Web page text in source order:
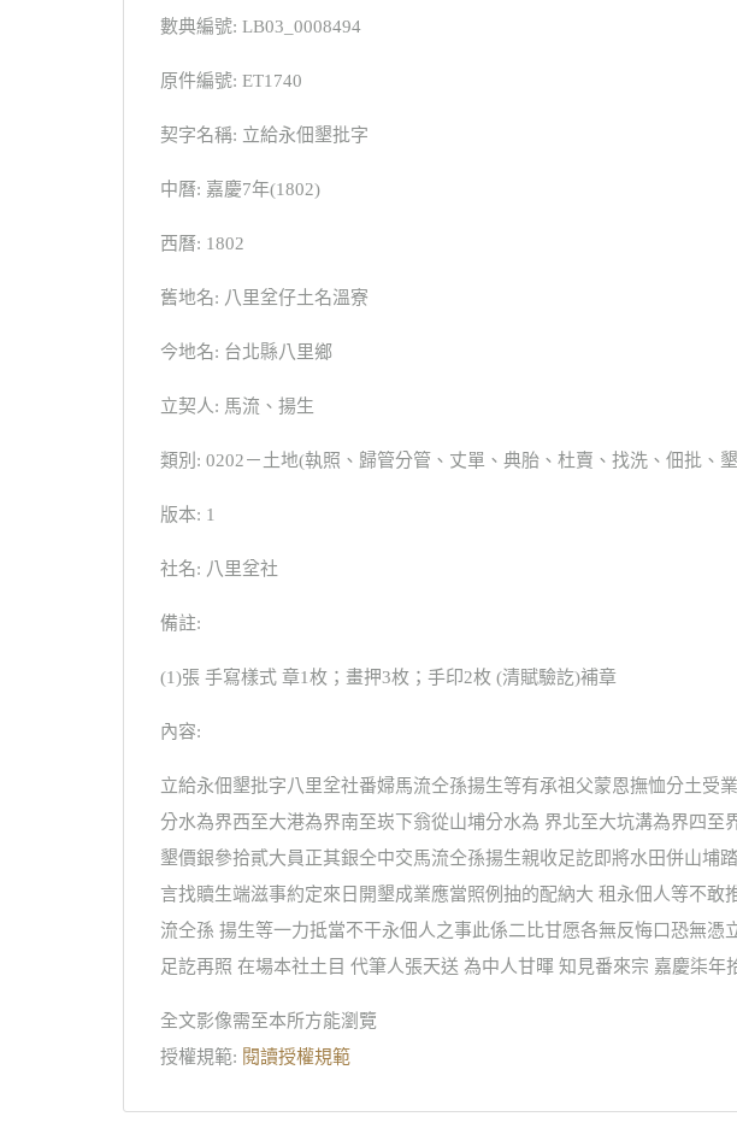
數典編號: LB03_0008494
原件編號: ET1740
契字名稱: 立給永佃墾批字
中曆: 嘉慶7年(1802)
西曆: 1802
舊地名: 八里坌仔土名溫寮
今地名: 台北縣八里鄉
立契人: 馬流、揚生
類別: 0202－土地(執照、歸管分管、丈單、典胎、杜賣、找洗、佃批、
版本: 1
社名: 八里坌社
備註:
(1)張 手寫樣式 章1枚；畫押3枚；手印2枚 (清賦驗訖)補章
內容:
立給永佃墾批字八里坌社番婦馬流仝孫揚生等有承祖父蒙恩撫恤分土受
分水為界西至大港為界南至崁下翁從山埔分水為 界北至大坑溝為界四
墾價銀參拾貳大員正其銀仝中交馬流仝孫揚生親收足訖即將水田併山
言找贖生端滋事約定來日開墾成業應當照例抽的配納大 租永佃人等不
流仝孫 揚生等一力抵當不干永佃人之事此係二比甘愿各無反悔口恐無
足訖再照 在場本社土目 代筆人張天送 為中人甘暉 知見番來宗 嘉慶柒
全文影像需至本所方能瀏覽
授權規範: 閱讀授權規範